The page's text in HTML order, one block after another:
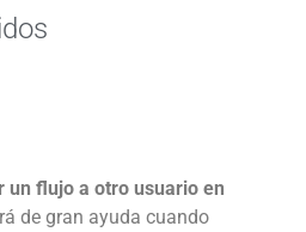
un flujo a otro usuario en
de gran ayuda cuando